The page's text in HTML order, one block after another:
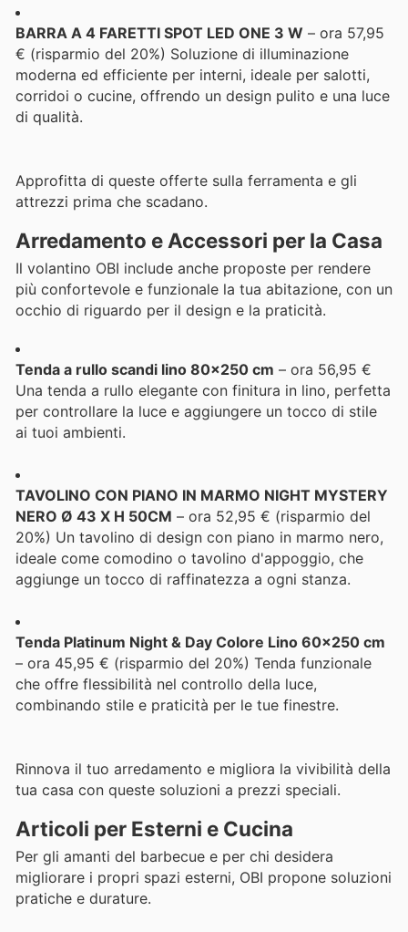
BARRA A 4 FARETTI SPOT LED ONE 3 W – ora 57,95
€ (risparmio del 20%) Soluzione di illuminazione
moderna ed efficiente per interni, ideale per salotti,
corridoi o cucine, offrendo un design pulito e una luce
di qualità.
Approfitta di queste offerte sulla ferramenta e gli
attrezzi prima che scadano.
Arredamento e Accessori per la Casa
Il volantino OBI include anche proposte per rendere
più confortevole e funzionale la tua abitazione, con un
occhio di riguardo per il design e la praticità.
Tenda a rullo scandi lino 80x250 cm – ora 56,95 €
Una tenda a rullo elegante con finitura in lino, perfetta
per controllare la luce e aggiungere un tocco di stile
ai tuoi ambienti.
TAVOLINO CON PIANO IN MARMO NIGHT MYSTERY
NERO Ø 43 X H 50CM – ora 52,95 € (risparmio del
20%) Un tavolino di design con piano in marmo nero,
ideale come comodino o tavolino d'appoggio, che
aggiunge un tocco di raffinatezza a ogni stanza.
Tenda Platinum Night & Day Colore Lino 60x250 cm
– ora 45,95 € (risparmio del 20%) Tenda funzionale
che offre flessibilità nel controllo della luce,
combinando stile e praticità per le tue finestre.
Rinnova il tuo arredamento e migliora la vivibilità della
tua casa con queste soluzioni a prezzi speciali.
Articoli per Esterni e Cucina
Per gli amanti del barbecue e per chi desidera
migliorare i propri spazi esterni, OBI propone soluzioni
pratiche e durature.